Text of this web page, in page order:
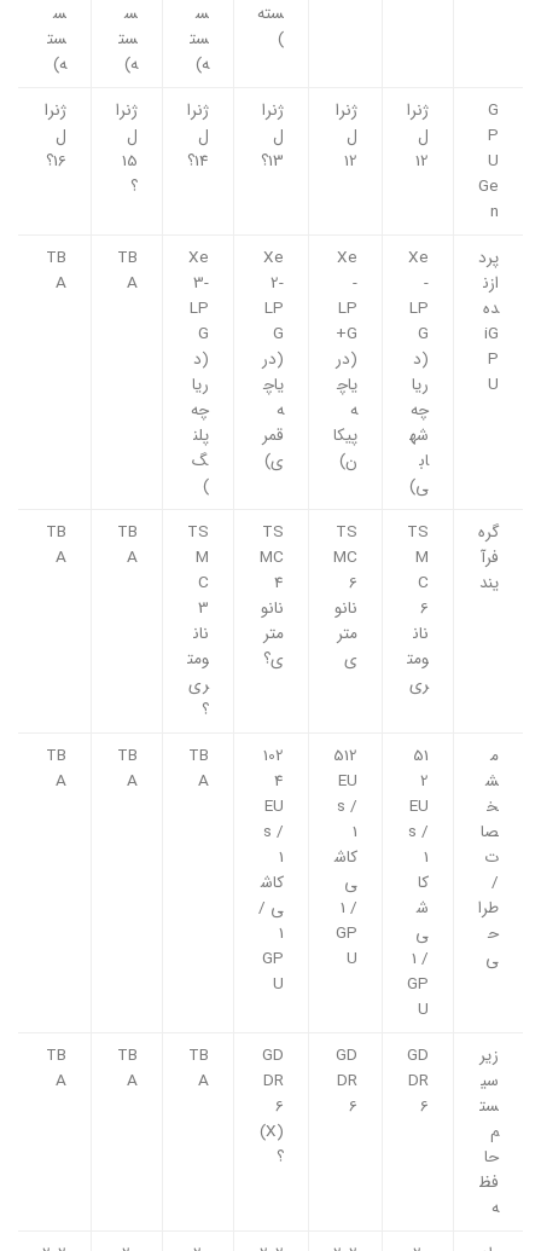
سته
)
س
ست
ه)
س
ست
ه)
س
ست
ه)
G
P
U
Ge
n
ژنرا
ل
12
ژنرا
ل
12
ژنرا
ل
13؟
ژنرا
ل
14؟
ژنرا
ل
15
؟
ژنرا
ل
16؟
پرد
ازن
ده
iG
P
U
Xe
-
LP
G
(د
ریا
چه
شه
اب
ی)
Xe
-
LP
G+
(در
یاچ
ه
پیکا
ن)
Xe
2-
LP
G
(در
یاچ
ه
قمر
ی)
Xe
3-
LP
G
(د
ریا
چه
پلن
گ
)
TB
A
TB
A
گره
فرآ
یند
TS
M
C
6
نان
ومت
ری
TS
MC
6
نانو
متر
ی
TS
MC
4
نانو
متر
ی؟
TS
M
C
3
نان
ومت
ری
؟
TB
A
TB
A
م
ش
خ
صا
ت
/
طرا
ح
ی
51
2
EU
s /
1
کا
ش
ی
/ 1
GP
U
512
EU
s /
1
کاش
ی
/ 1
GP
U
102
4
EU
s /
1
کاش
ی /
1
GP
U
TB
A
TB
A
TB
A
زیر
سی
ست
م
حا
فظ
ه
GD
DR
6
GD
DR
6
GD
DR
6
(X)
؟
TB
A
TB
A
TB
A